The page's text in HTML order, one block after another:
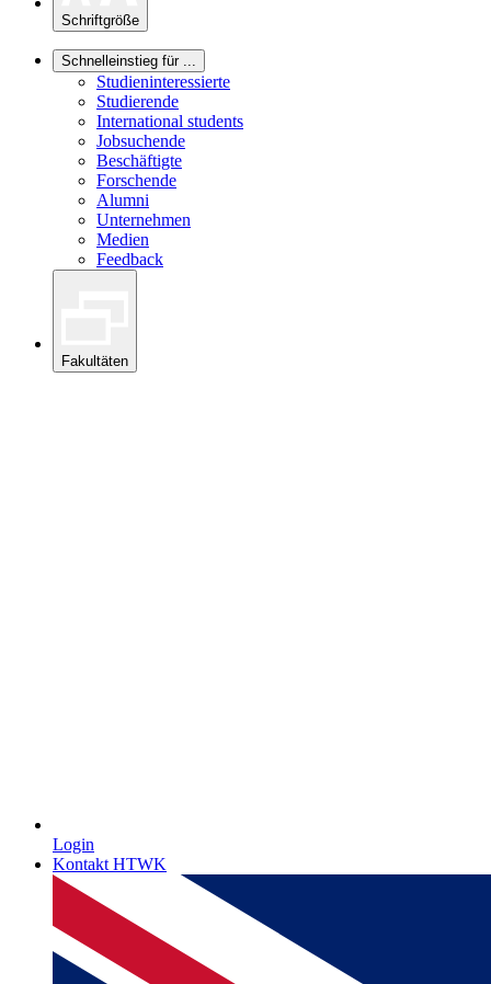
Schriftgröße
Schnelleinstieg für ...
Studieninteressierte
Studierende
International students
Jobsuchende
Beschäftigte
Forschende
Alumni
Unternehmen
Medien
Feedback
Fakultäten
Login
Kontakt HTWK